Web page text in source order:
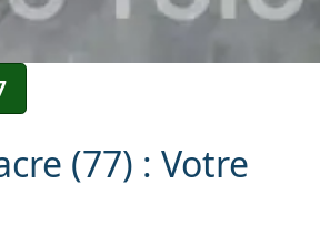
(77) : Votre